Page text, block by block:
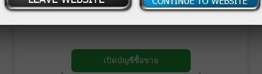
เปิดบัญชีซื้อขาย